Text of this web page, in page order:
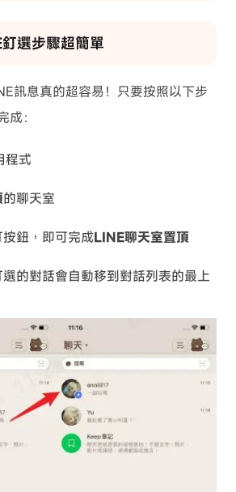
選步驟超簡單
訊息真的超容易！只要按照以下步
：
程式
的聊天室
鈕，即可完成LINE聊天室置頂
的對話會自動移到對話列表的最上